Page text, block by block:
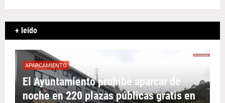
+ leído
APARCAMIENTO
El Ayuntamiento prohíbe aparcar de
noche en 220 plazas públicas gratis en